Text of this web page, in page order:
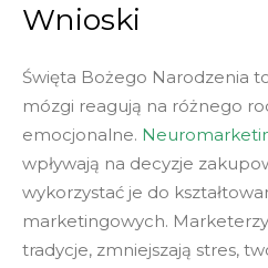
Wnioski
Święta Bożego Narodzenia
mózgi reagują na różnego
emocjonalne.
wpływają na decyzje
wykorzystać je do
marketingowych.
tradycje, zmniejszają stres,